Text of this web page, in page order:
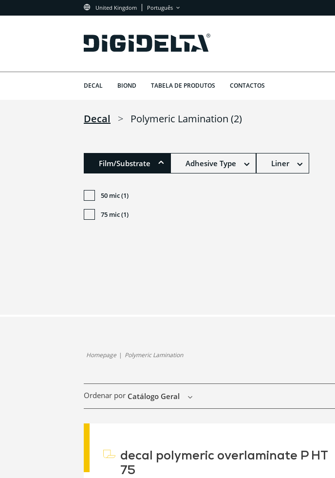
United Kingdom Português
DECAL BIOND TABELA DE PRODUTOS CONTACTOS
Decal > Polymeric Lamination (2)
Film/Substrate
50 mic (1)
75 mic (1)
Adhesive Type Liner
Homepage Polymeric Lamination
Ordenar por Catálogo Geral
decal polymeric overlaminate P HT
75